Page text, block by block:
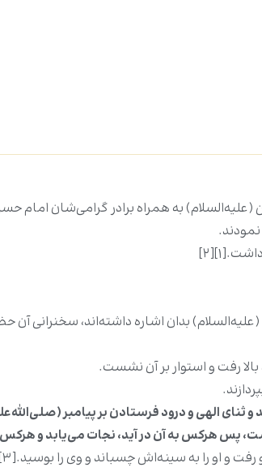
به همراه برادر گرامی‌شان امام
بدان اشاره داشته‌اند، سخنرانی آن
رفت و استوار بر آن نشست.
ثنای الهی و درود فرستادن بر پیامبر
پس هرکس به آن در آید، نجات می‌یابد و
و او را به سینه‌اش چسباند و وی را بوسید.[۳][۴][۵]